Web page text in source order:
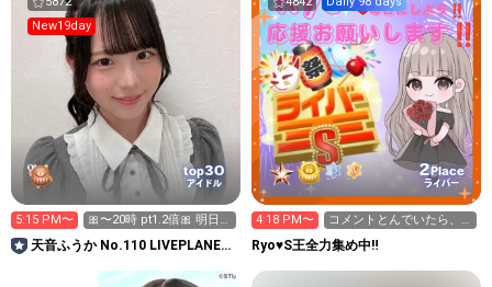
New19day
top30
アイドル
5:15 PM〜
🎀〜20時 pt1.2倍🎀 明日8
時〜やります🍀
天音ふうか No.110 LIVEPLANET
2Place
ライバー
4:18 PM〜
コメントとんでいたら、
みんなごめんね
Ryo♥️S王全力集め中‼️